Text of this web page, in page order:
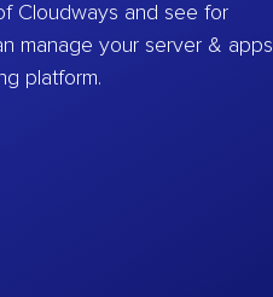
Cloudways and see for
manage your server & apps
platform.